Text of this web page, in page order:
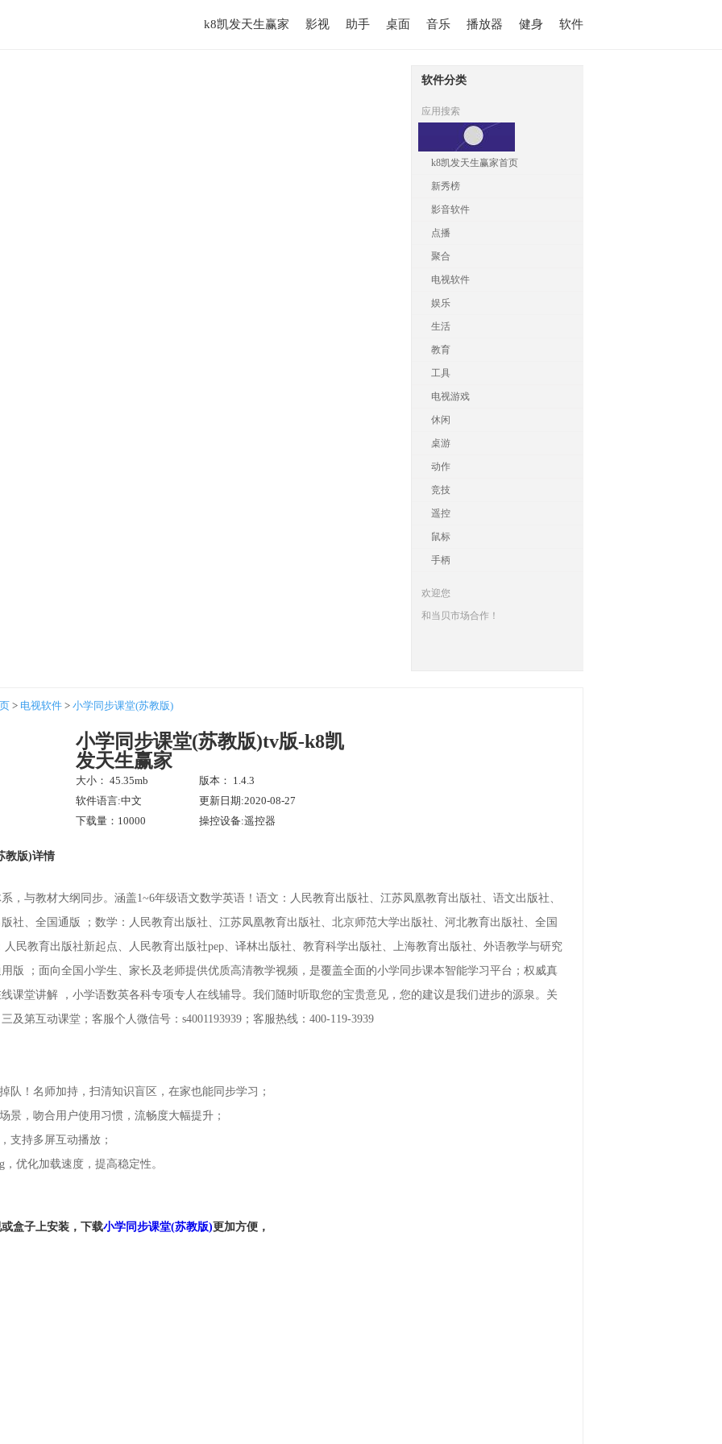
软件
健身
播放器
音乐
桌面
助手
影视
k8凯发天生赢家
软件分类
应用搜索
k8凯发天生赢家首页
新秀榜
影音软件
点播
聚合
电视软件
娱乐
生活
教育
工具
电视游戏
休闲
桌游
动作
竞技
遥控
鼠标
手柄
欢迎您
和当贝市场合作！
> 电视软件 > 小学同步课堂(苏教版)
小学同步课堂(苏教版)tv版-k8凯
发天生赢家
大小： 45.35mb
版本： 1.4.3
软件语言:中文
更新日期:2020-08-27
下载量：10000
操控设备:遥控器
教版)详情
，与教材大纲同步。涵盖1~6年级语文数学英语！语文：人民教育出版社、江苏凤凰教育出版社、语文出版社、
社、全国通版 ；数学：人民教育出版社、江苏凤凰教育出版社、北京师范大学出版社、河北教育出版社、全国
人民教育出版社新起点、人民教育出版社pep、译林出版社、教育科学出版社、上海教育出版社、外语教学与研究
版 ；面向全国小学生、家长及老师提供优质高清教学视频，是覆盖全面的小学同步课本智能学习平台；权威真
课堂讲解 ，小学语数英各科专项专人在线辅导。我们随时听取您的宝贵意见，您的建议是我们进步的源泉。关
及第互动课堂；客服个人微信号：s4001193939；客服热线：400-119-3939
队！名师加持，扫清知识盲区，在家也能同步学习；
景，吻合用户使用习惯，流畅度大幅提升；
支持多屏互动播放；
，优化加载速度，提高稳定性。
盒子上安装，下载小学同步课堂(苏教版)更加方便，